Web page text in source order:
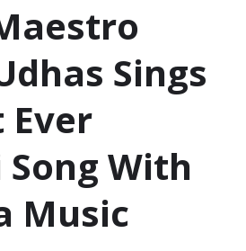
Sings
Ever
With
Music